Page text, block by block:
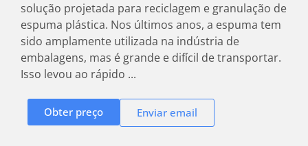
solução projetada para reciclagem e granulação de
espuma plástica. Nos últimos anos, a espuma tem
sido amplamente utilizada na indústria de
embalagens, mas é grande e difícil de transportar.
Isso levou ao rápido ...
Obter preço Enviar email